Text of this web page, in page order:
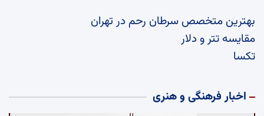
بهترین متخصص سرطان رحم در تهران
مقایسه تتر و دلار
تکسا
اخبار فرهنگی و هنری